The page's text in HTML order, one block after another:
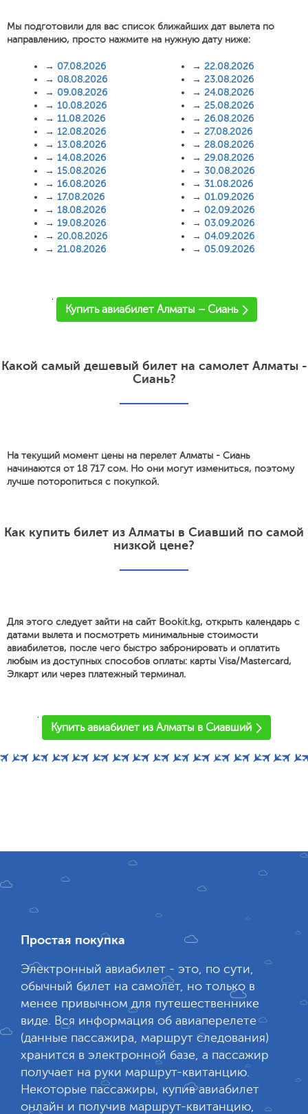
Мы подготовили для вас список ближайших дат вылета по
направлению, просто нажмите на нужную дату ниже:
→ 07.08.2026
→ 08.08.2026
→ 09.08.2026
→ 10.08.2026
→ 11.08.2026
→ 12.08.2026
→ 13.08.2026
→ 14.08.2026
→ 15.08.2026
→ 16.08.2026
→ 17.08.2026
→ 18.08.2026
→ 19.08.2026
→ 20.08.2026
→ 21.08.2026
→ 22.08.2026
→ 23.08.2026
→ 24.08.2026
→ 25.08.2026
→ 26.08.2026
→ 27.08.2026
→ 28.08.2026
→ 29.08.2026
→ 30.08.2026
→ 31.08.2026
→ 01.09.2026
→ 02.09.2026
→ 03.09.2026
→ 04.09.2026
→ 05.09.2026
'
Купить авиабилет Алматы – Сиань
Какой самый дешевый билет на самолет Алматы -
Сиань?
На текущий момент цены на перелет Алматы - Сиань
начинаются от 18 717 сом. Но они могут измениться, поэтому
лучше поторопиться с покупкой.
Как купить билет из Алматы в Сиавший по самой
низкой цене?
Для этого следует зайти на сайт Bookit.kg, открыть календарь с
датами вылета и посмотреть минимальные стоимости
авиабилетов, после чего быстро забронировать и оплатить
любым из доступных способов оплаты: карты Visa/Mastercard,
Элкарт или через платежный терминал.
'
Купить авиабилет из Алматы в Сиавший
Простая покупка
Электронный авиабилет - это, по сути,
обычный билет на самолет, но только в
менее привычном для путешественнике
виде. Вся информация об авиаперелете
(данные пассажира, маршрут следования)
хранится в электронной базе, а пассажир
получает на руки маршрут-квитанцию.
Некоторые пассажиры, купив авиабилет
онлайн и получив маршрут-квитанцию,